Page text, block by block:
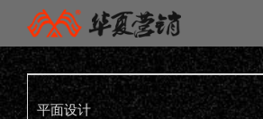
平面设计